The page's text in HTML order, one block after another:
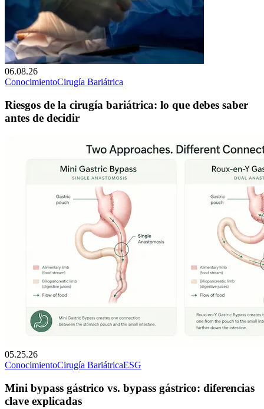
06.08.26
ConocimientoCirugía Bariátrica
Riesgos de la cirugía bariátrica: lo que debes saber
antes de decidir
05.25.26
ConocimientoCirugía BariátricaESG
Mini bypass gástrico vs. bypass gástrico: diferencias
clave explicadas